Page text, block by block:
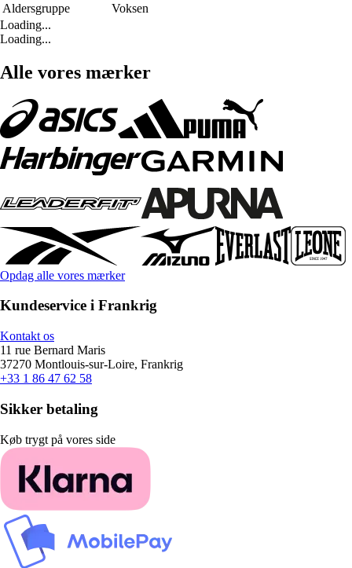
Aldersgruppe
Voksen
Loading...
Loading...
Alle vores mærker
Opdag alle vores mærker
Kundeservice i Frankrig
Kontakt os
11 rue Bernard Maris
37270 Montlouis-sur-Loire, Frankrig
+33 1 86 47 62 58
Sikker betaling
Køb trygt på vores side